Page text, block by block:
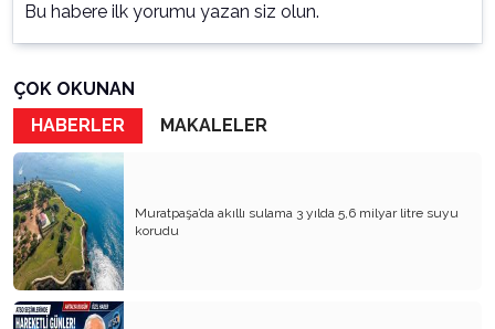
Bu habere ilk yorumu yazan siz olun.
ÇOK OKUNAN
HABERLER
MAKALELER
Muratpaşa’da akıllı sulama 3 yılda 5,6 milyar litre suyu
korudu